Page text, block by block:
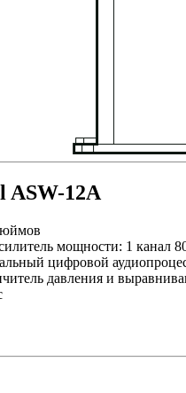
ASW-12A
мощности: 1 канал
цифровой
давления и